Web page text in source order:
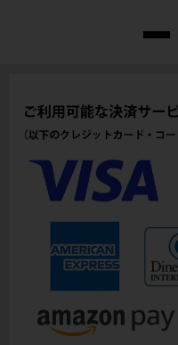
130mm(実寸）
シートチューブ
620mm(C-T実寸）
トップチューブ
クランク